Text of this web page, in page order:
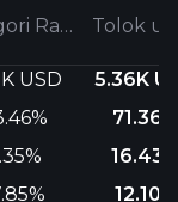
Kategori Rata-rata Tolok
USD
5.36K
71.36%
12.10%